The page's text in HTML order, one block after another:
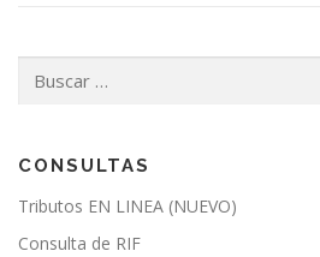
CONSULTAS
Tributos EN LINEA (NUEVO)
Consulta de RIF